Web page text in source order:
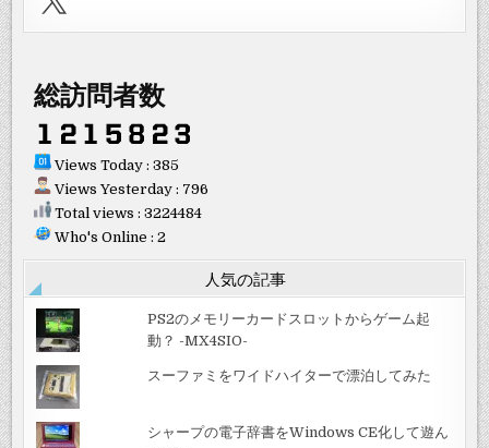
総訪問者数
Views Today : 385
Views Yesterday : 796
Total views : 3224484
Who's Online : 2
人気の記事
PS2のメモリーカードスロットからゲーム起
動？ -MX4SIO-
スーファミをワイドハイターで漂泊してみた
シャープの電子辞書をWindows CE化して遊ん